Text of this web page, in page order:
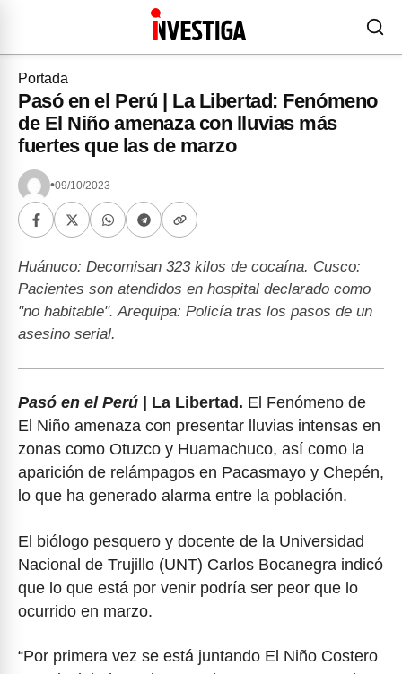
Portada
Pasó en el Perú | La Libertad: Fenómeno
de El Niño amenaza con lluvias más
fuertes que las de marzo
•09/10/2023
Huánuco: Decomisan 323 kilos de cocaína. Cusco:
Pacientes son atendidos en hospital declarado como
"no habitable". Arequipa: Policía tras los pasos de un
asesino serial.
Pasó en el Perú | La Libertad. El Fenómeno de
El Niño amenaza con presentar lluvias intensas en
zonas como Otuzco y Huamachuco, así como la
aparición de relámpagos en Pacasmayo y Chepén,
lo que ha generado alarma entre la población.
El biólogo pesquero y docente de la Universidad
Nacional de Trujillo (UNT) Carlos Bocanegra indicó
que lo que está por venir podría ser peor que lo
ocurrido en marzo.
“Por primera vez se está juntando El Niño Costero